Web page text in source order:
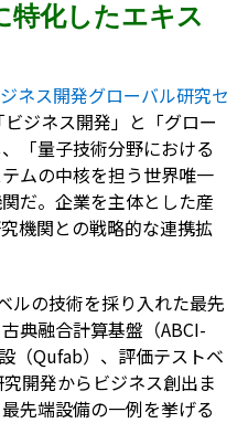
特化したエキス
ネス開発グローバル研究セ
ビジネス開発」と「グロー
「量子技術分野における
ムの中核を担う世界唯一
だ。企業を主体とした産
機関との戦略的な連携拡
ルの技術を採り入れた最先
典融合計算基盤（ABCI-
（Qufab）、評価テストベ
開発からビジネス創出ま
先端設備の一例を挙げる